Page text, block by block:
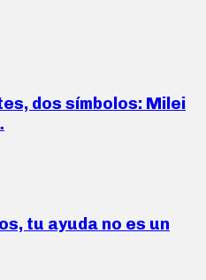
dos símbolos: Milei
tu ayuda no es un